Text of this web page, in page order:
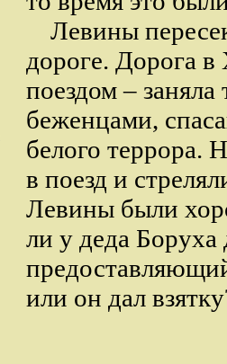
Левины
дороге. Дорога
поездом –
беженцами,
белого террора.
в поезд и
Левины были
ли у деда
или он дал